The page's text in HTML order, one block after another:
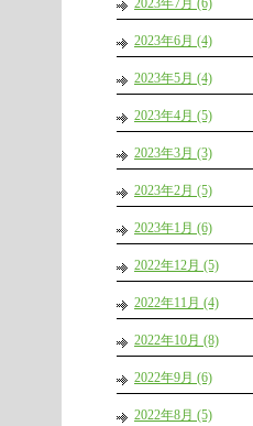
2023年7月 (6)
2023年6月 (4)
2023年5月 (4)
2023年4月 (5)
2023年3月 (3)
2023年2月 (5)
2023年1月 (6)
2022年12月 (5)
2022年11月 (4)
2022年10月 (8)
2022年9月 (6)
2022年8月 (5)